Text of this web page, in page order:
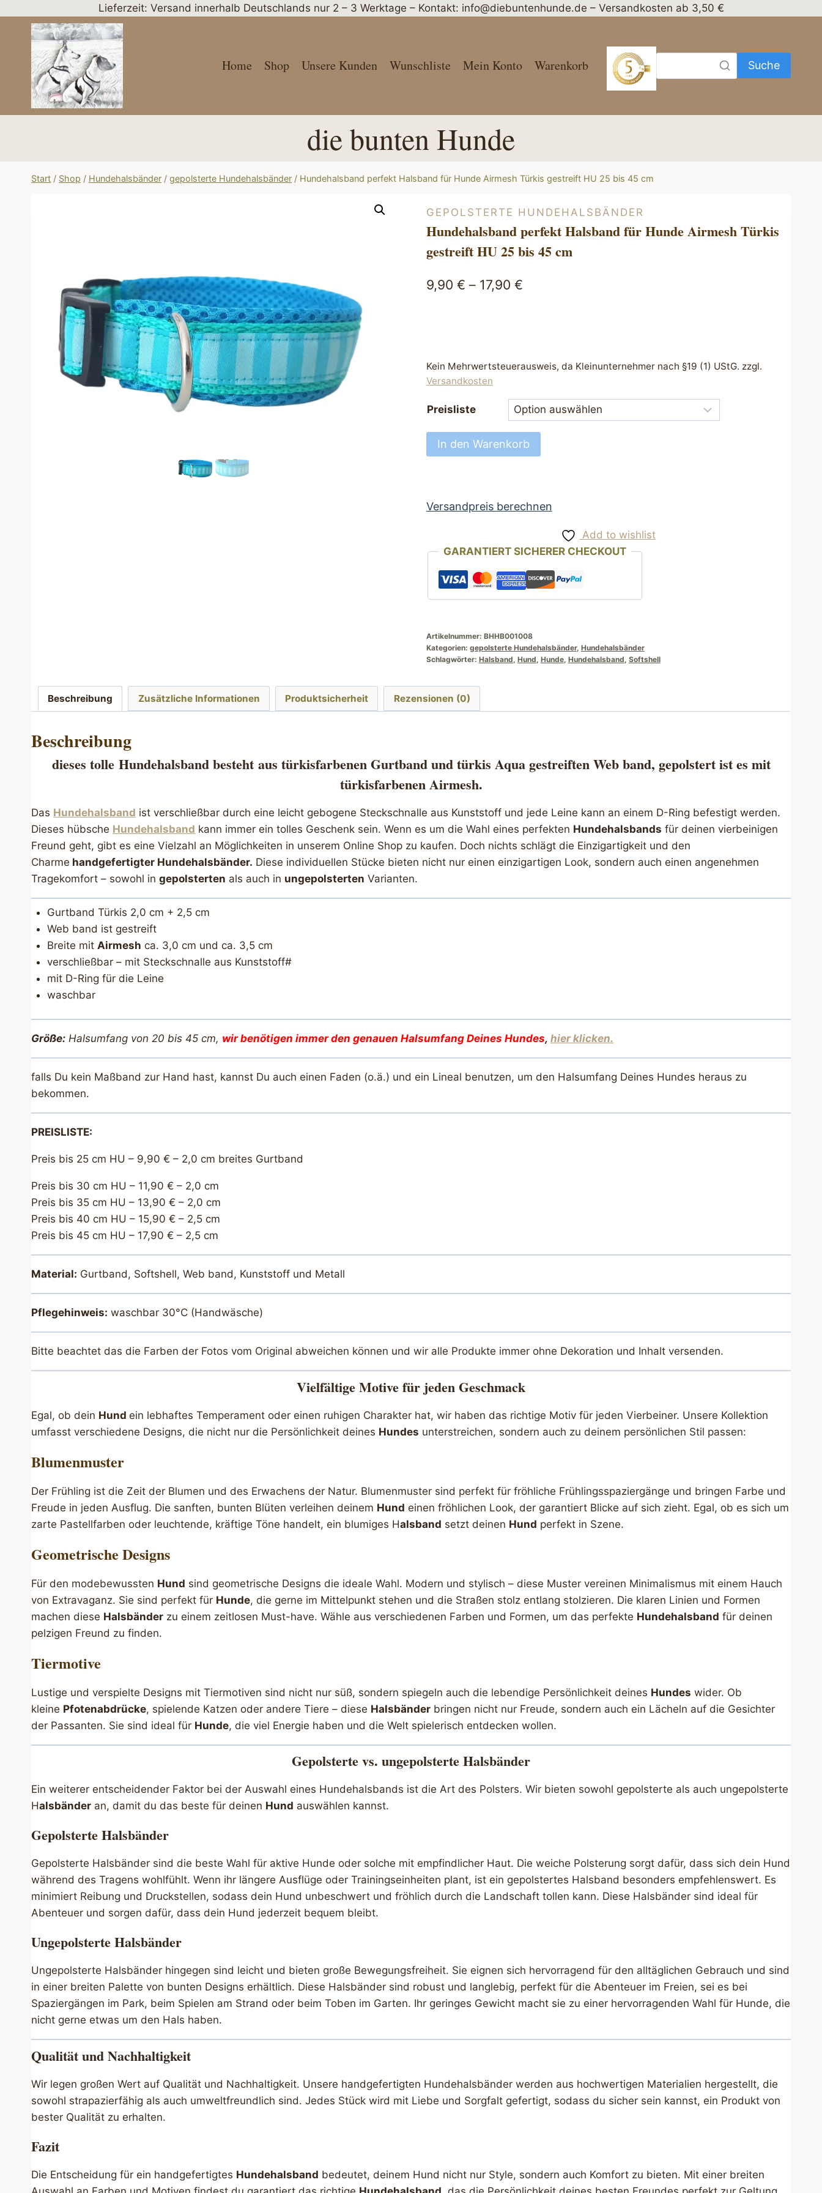
springen
Lieferzeit: Versand innerhalb Deutschlands nur 2 – 3 Werktage – Kontakt: info@diebuntenhunde.de – Versandkosten ab 3,50 €
Home Shop Unsere Kunden Wunschliste Mein Konto Warenkorb Suche
die bunten Hunde
Start / Shop / Hundehalsbänder / gepolsterte Hundehalsbänder / Hundehalsband perfekt Halsband für Hunde Airmesh Türkis gestreift HU 25 bis 45 cm
GEPOLSTERTE HUNDEHALSBÄNDER
Hundehalsband perfekt Halsband für Hunde Airmesh Türkis
gestreift HU 25 bis 45 cm
9,90 € – 17,90 €
Kein Mehrwertsteuerausweis, da Kleinunternehmer nach §19 (1) UStG. zzgl.
Versandkosten
Preisliste
Hundehalsband
perfekt
Hunde
gestreift
HU
cm
Menge
In den Warenkorb
Versandpreis berechnen
Add to wishlist
GARANTIERT SICHERER CHECKOUT
Artikelnummer: BHHB001008
Kategorien: gepolsterte Hundehalsbänder, Hundehalsbänder
Schlagwörter: Halsband, Hund, Hunde, Hundehalsband, Softshell
Beschreibung Zusätzliche Informationen Produktsicherheit Rezensionen (0)
Beschreibung
dieses tolle Hundehalsband besteht aus türkisfarbenen Gurtband und türkis Aqua gestreiften Web band, gepolstert ist es mit
türkisfarbenen Airmesh.
Das Hundehalsband ist verschließbar durch eine leicht gebogene Steckschnalle aus Kunststoff und jede Leine kann an einem D-Ring befestigt werden.
Dieses hübsche Hundehalsband kann immer ein tolles Geschenk sein. Wenn es um die Wahl eines perfekten Hundehalsbands für deinen vierbeinigen
Freund geht, gibt es eine Vielzahl an Möglichkeiten in unserem Online Shop zu kaufen. Doch nichts schlägt die Einzigartigkeit und den
Charme handgefertigter Hundehalsbänder. Diese individuellen Stücke bieten nicht nur einen einzigartigen Look, sondern auch einen angenehmen
Tragekomfort – sowohl ingepolsterten als auch in ungepolsterten Varianten.
Gurtband Türkis 2,0 cm + 2,5 cm
Web band ist gestreift
Breite mit Airmesh ca. 3,0 cm und ca. 3,5 cm
verschließbar – mit Steckschnalle aus Kunststoff#
mit D-Ring für die Leine
waschbar
Größe: Halsumfang von 20 bis 45 cm, wir benötigen immer den genauen Halsumfang Deines Hundes,hier klicken.
falls Du kein Maßband zur Hand hast, kannst Du auch einen Faden (o.ä.) und ein Lineal benutzen, um den Halsumfang Deines Hundes heraus zu
bekommen.
PREISLISTE:
Preis bis 25 cm HU – 9,90 € – 2,0 cm breites Gurtband
Preis bis 30 cm HU – 11,90 € – 2,0 cm
Preis bis 35 cm HU – 13,90 € – 2,0 cm
Preis bis 40 cm HU – 15,90 € – 2,5 cm
Preis bis 45 cm HU – 17,90 € – 2,5 cm
Material: Gurtband, Softshell, Web band, Kunststoff und Metall
Pflegehinweis: waschbar 30°C (Handwäsche)
Bitte beachtet das die Farben der Fotos vom Original abweichen können und wir alle Produkte immer ohne Dekoration und Inhalt versenden.
Vielfältige Motive für jeden Geschmack
Egal, ob dein Hundein lebhaftes Temperament oder einen ruhigen Charakter hat, wir haben das richtige Motiv für jeden Vierbeiner. Unsere Kollektion
umfasst verschiedene Designs, die nicht nur die Persönlichkeit deines Hundes unterstreichen, sondern auch zu deinem persönlichen Stil passen:
Blumenmuster
Der Frühling ist die Zeit der Blumen und des Erwachens der Natur. Blumenmuster sind perfekt für fröhliche Frühlingsspaziergänge und bringen Farbe und
Freude in jeden Ausflug. Die sanften, bunten Blüten verleihen deinem Hund einen fröhlichen Look, der garantiert Blicke auf sich zieht. Egal, ob es sich um
zarte Pastellfarben oder leuchtende, kräftige Töne handelt, ein blumiges Halsband setzt deinen Hund perfekt in Szene.
Geometrische Designs
Für den modebewussten Hund sind geometrische Designs die ideale Wahl. Modern und stylisch – diese Muster vereinen Minimalismus mit einem Hauch
von Extravaganz. Sie sind perfekt für Hunde, die gerne im Mittelpunkt stehen und die Straßen stolz entlang stolzieren. Die klaren Linien und Formen
machen diese Halsbänder zu einem zeitlosen Must-have. Wähle aus verschiedenen Farben und Formen, um das perfekte Hundehalsband für deinen
pelzigen Freund zu finden.
Tiermotive
Lustige und verspielte Designs mit Tiermotiven sind nicht nur süß, sondern spiegeln auch die lebendige Persönlichkeit deines Hundes wider. Ob
kleine Pfotenabdrücke, spielende Katzen oder andere Tiere – diese Halsbänder bringen nicht nur Freude, sondern auch ein Lächeln auf die Gesichter
der Passanten. Sie sind ideal für Hunde, die viel Energie haben und die Welt spielerisch entdecken wollen.
Gepolsterte vs. ungepolsterte Halsbänder
Ein weiterer entscheidender Faktor bei der Auswahl eines Hundehalsbands ist die Art des Polsters. Wir bieten sowohl gepolsterte als auch ungepolsterte
Halsbänder an, damit du das beste für deinen Hund auswählen kannst.
Gepolsterte Halsbänder
Gepolsterte Halsbänder sind die beste Wahl für aktive Hunde oder solche mit empfindlicher Haut. Die weiche Polsterung sorgt dafür, dass sich dein Hund
während des Tragens wohlfühlt. Wenn ihr längere Ausflüge oder Trainingseinheiten plant, ist ein gepolstertes Halsband besonders empfehlenswert. Es
minimiert Reibung und Druckstellen, sodass dein Hund unbeschwert und fröhlich durch die Landschaft tollen kann. Diese Halsbänder sind ideal für
Abenteuer und sorgen dafür, dass dein Hund jederzeit bequem bleibt.
Ungepolsterte Halsbänder
Ungepolsterte Halsbänder hingegen sind leicht und bieten große Bewegungsfreiheit. Sie eignen sich hervorragend für den alltäglichen Gebrauch und sind
in einer breiten Palette von bunten Designs erhältlich. Diese Halsbänder sind robust und langlebig, perfekt für die Abenteuer im Freien, sei es bei
Spaziergängen im Park, beim Spielen am Strand oder beim Toben im Garten. Ihr geringes Gewicht macht sie zu einer hervorragenden Wahl für Hunde, die
nicht gerne etwas um den Hals haben.
Qualität und Nachhaltigkeit
Wir legen großen Wert auf Qualität und Nachhaltigkeit. Unsere handgefertigten Hundehalsbänder werden aus hochwertigen Materialien hergestellt, die
sowohl strapazierfähig als auch umweltfreundlich sind. Jedes Stück wird mit Liebe und Sorgfalt gefertigt, sodass du sicher sein kannst, ein Produkt von
bester Qualität zu erhalten.
Fazit
Die Entscheidung für ein handgefertigtes Hundehalsband bedeutet, deinem Hund nicht nur Style, sondern auch Komfort zu bieten. Mit einer breiten